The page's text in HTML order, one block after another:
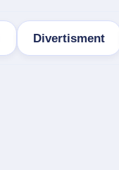
Divertisment